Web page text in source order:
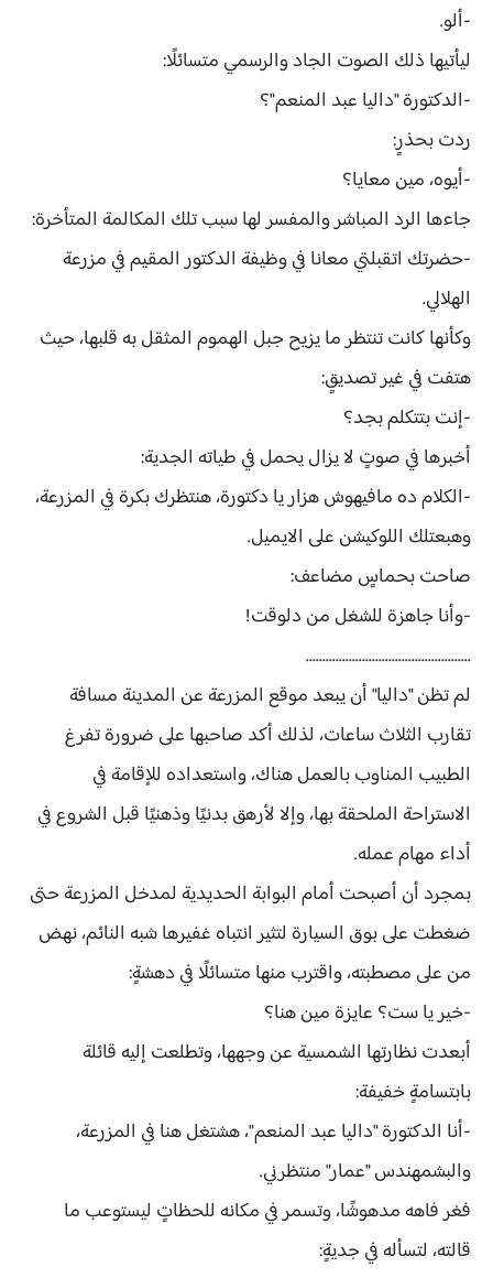
-ألو.
ليأتيها ذلك الصوت الجاد والرسمي متسائلًا:
-الدكتورة "داليا عبد المنعم"؟
ردت بحذرٍ:
-أيوه، مين معايا؟
جاءها الرد المباشر والمفسر لها سبب تلك المكالمة المتأخرة:
-حضرتك اتقبلتي معانا في وظيفة الدكتور المقيم في مزرعة
الهلالي.
وكأنها كانت تنتظر ما يزيح جبل الهموم المثقل به قلبها، حيث
هتفت في غير تصديقٍ:
-إنت بتتكلم بجد؟
أخبرها في صوتٍ لا يزال يحمل في طياته الجدية:
-الكلام ده مافيهوش هزار يا دكتورة، هنتظرك بكرة في المزرعة،
وهبعتلك اللوكيشن على الايميل.
صاحت بحماسٍ مضاعف:
-وأنا جاهزة للشغل من دلوقت!
..................................................
لم تظن "داليا" أن يبعد موقع المزرعة عن المدينة مسافة
تقارب الثلاث ساعات، لذلك أكد صاحبها على ضرورة تفرغ
الطبيب المناوب بالعمل هناك، واستعداده للإقامة في
الاستراحة الملحقة بها، وإلا لأرهق بدنيًا وذهنيًا قبل الشروع في
أداء مهام عمله.
بمجرد أن أصبحت أمام البوابة الحديدية لمدخل المزرعة حتى
ضغطت على بوق السيارة لتثير انتباه غفيرها شبه النائم، نهض
من على مصطبته، واقترب منها متسائلًا في دهشةٍ:
-خير يا ست؟ عايزة مين هنا؟
أبعدت نظارتها الشمسية عن وجهها، وتطلعت إليه قائلة
بابتسامةٍ خفيفة:
-أنا الدكتورة "داليا عبد المنعم"، هشتغل هنا في المزرعة،
والبشمهندس "عمار" منتظرني.
فغر فاهه مدهوشًا، وتسمر في مكانه للحظاتٍ ليستوعب ما
قالته، لتسأله في جديةٍ: